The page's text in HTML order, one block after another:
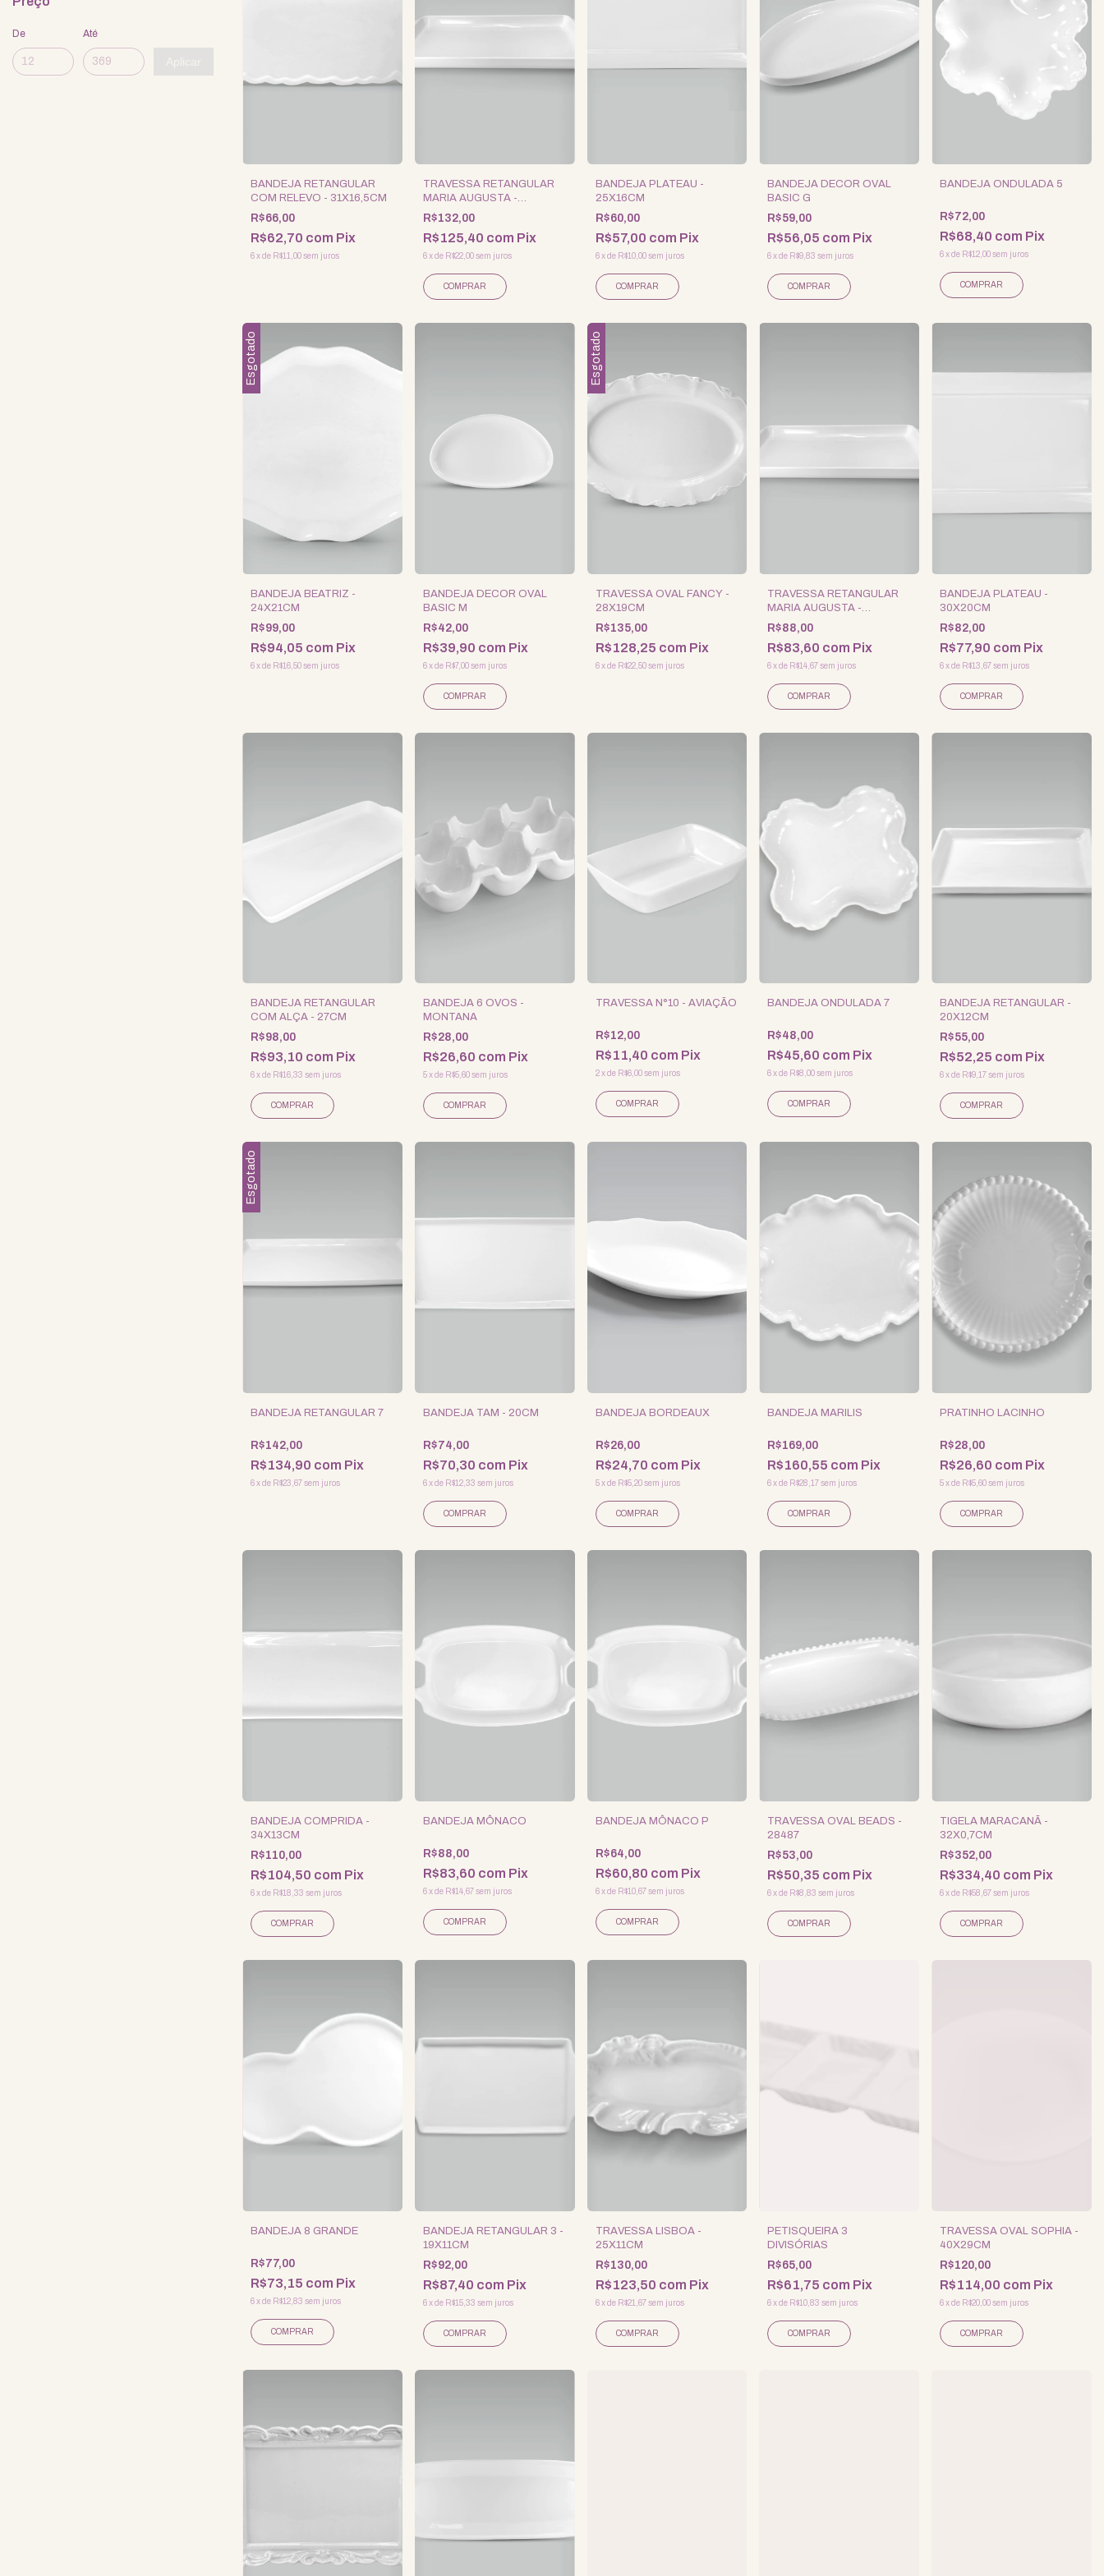
De Até
BANDEJA RETANGULAR
COM RELEVO - 31X16,5CM
R$66,00
R$62,70 com Pix
6xde R$11,00sem juros
TRAVESSA RETANGULAR
MARIA AUGUSTA -
41,5X19,5CM
R$132,00
R$125,40 com Pix
6 xde R$22,00 sem juros
BANDEJA PLATEAU -
25X16CM
R$60,00
R$57,00 com Pix
6 xde R$10,00 sem juros
BANDEJA DECOR OVAL
BASIC G
R$59,00
R$56,05 com Pix
6 xde R$9,83 sem juros
BANDEJA ONDULADA 5
R$72,00
R$68,40 com Pix
6xde R$12,00sem juros
Esgotado
BANDEJA BEATRIZ -
24X21CM
R$99,00
R$94,05 com Pix
6xde R$16,50sem juros
BANDEJA DECOR OVAL
BASIC M
R$42,00
R$39,90 com Pix
6 xde R$7,00 sem juros
Esgotado
TRAVESSA OVAL FANCY -
28X19CM
R$135,00
R$128,25 com Pix
6 xde R$22,50 sem juros
TRAVESSA RETANGULAR
MARIA AUGUSTA -
32X15CM
R$88,00
R$83,60 com Pix
6 xde R$14,67 sem juros
BANDEJA PLATEAU -
30X20CM
R$82,00
R$77,90 com Pix
6xde R$13,67sem juros
BANDEJA RETANGULAR
COM ALÇA - 27CM
R$98,00
R$93,10 com Pix
6xde R$16,33 sem juros
BANDEJA 6 OVOS -
MONTANA
R$28,00
R$26,60 com Pix
5 xde R$5,60 sem juros
TRAVESSA N°10 - AVIAÇÃO
R$12,00
R$11,40 com Pix
2 xde R$6,00 sem juros
BANDEJA ONDULADA 7
R$48,00
R$45,60 com Pix
6 xde R$8,00 sem juros
BANDEJA RETANGULAR -
20X12CM
R$55,00
R$52,25 com Pix
6xde R$9,17 sem juros
Esgotado
BANDEJA RETANGULAR 7
R$142,00
R$134,90 com Pix
6xde R$23,67sem juros
BANDEJA TAM - 20CM
R$74,00
R$70,30 com Pix
6 xde R$12,33 sem juros
BANDEJA BORDEAUX
R$26,00
R$24,70 com Pix
5 xde R$5,20 sem juros
BANDEJA MARILIS
R$169,00
R$160,55 com Pix
6 xde R$28,17 sem juros
PRATINHO LACINHO
R$28,00
R$26,60 com Pix
5xde R$5,60sem juros
BANDEJA COMPRIDA -
34X13CM
R$110,00
R$104,50 com Pix
6xde R$18,33 sem juros
BANDEJA MÔNACO
R$88,00
R$83,60 com Pix
6 xde R$14,67 sem juros
BANDEJA MÔNACO P
R$64,00
R$60,80 com Pix
6 xde R$10,67 sem juros
TRAVESSA OVAL BEADS -
28487
R$53,00
R$50,35 com Pix
6 xde R$8,83 sem juros
TIGELA MARACANÃ -
32X0,7CM
R$352,00
R$334,40 com Pix
6xde R$58,67sem juros
BANDEJA 8 GRANDE
R$77,00
R$73,15 com Pix
6xde R$12,83 sem juros
BANDEJA RETANGULAR 3 -
19X11CM
R$92,00
R$87,40 com Pix
6 xde R$15,33 sem juros
TRAVESSA LISBOA -
25X11CM
R$130,00
R$123,50 com Pix
6 xde R$21,67 sem juros
PETISQUEIRA 3
DIVISÓRIAS
R$65,00
R$61,75 com Pix
6 xde R$10,83 sem juros
TRAVESSA OVAL SOPHIA -
40X29CM
R$120,00
R$114,00 com Pix
6xde R$20,00sem juros